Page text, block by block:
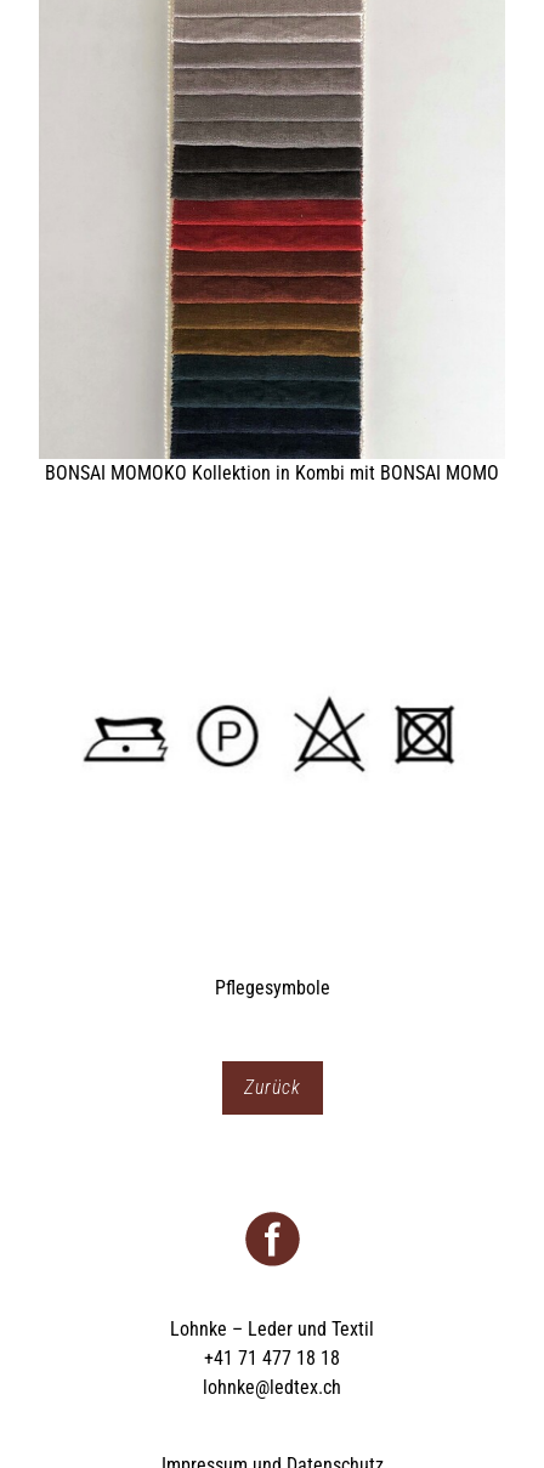
Zurück
Lohnke – Leder und Textil
+41 71 477 18 18
lohnke@ledtex.ch